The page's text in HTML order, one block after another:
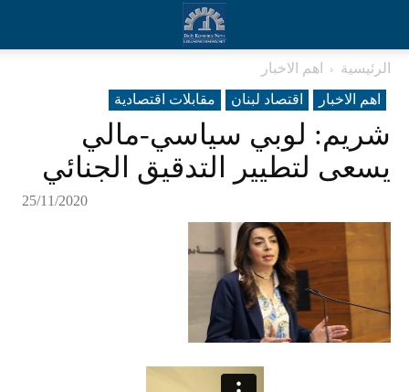
الرئيسية
اهم الاخبار
اهم الاخبار
اقتصاد لبنان مقابلات اقتصادية
شريم: لوبي سياسي-مالي
يسعى لتطيير التدقيق الجنائي
25/11/2020